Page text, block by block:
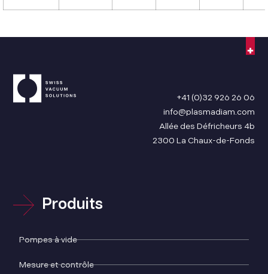
+41 (0)32 926 26 06
info@plasmadiam.com
Allée des Défricheurs 4b
2300 La Chaux-de-Fonds
Produits
Pompes à vide
Mesure et contrôle